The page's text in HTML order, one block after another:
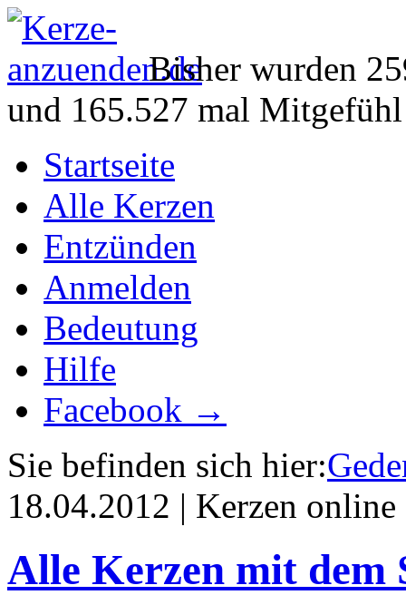
Bisher wurden
und 165.527 mal
Startseite
Alle Kerzen
Entzünden
Anmelden
Bedeutung
Hilfe
Facebook →
Sie befinden sich hier:
18.04.2012 | Kerzen online
Alle Kerzen mit dem